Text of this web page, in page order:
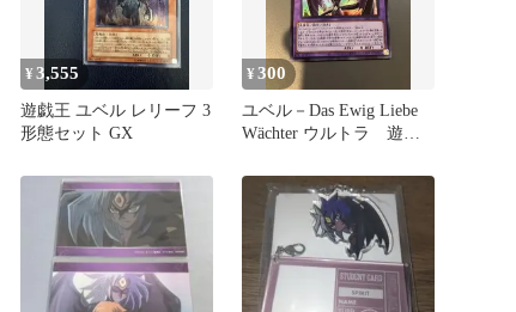
¥3,555
遊戯王 ユベル レリーフ 3
形態セット GX
¥300
ユベル－Das Ewig Liebe
Wächter ウルトラ 遊戯